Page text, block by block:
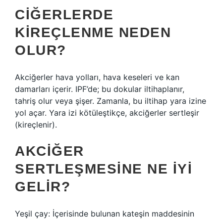
CIĞERLERDE
KIREÇLENME NEDEN
OLUR?
Akciğerler hava yolları, hava keseleri ve kan
damarları içerir. IPF’de; bu dokular iltihaplanır,
tahriş olur veya şişer. Zamanla, bu iltihap yara izine
yol açar. Yara izi kötüleştikçe, akciğerler sertleşir
(kireçlenir).
AKCIĞER
SERTLEŞMESINE NE IYI
GELIR?
Yeşil çay: İçerisinde bulunan kateşin maddesinin